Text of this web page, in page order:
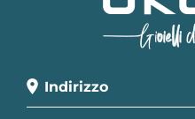
Indirizzo